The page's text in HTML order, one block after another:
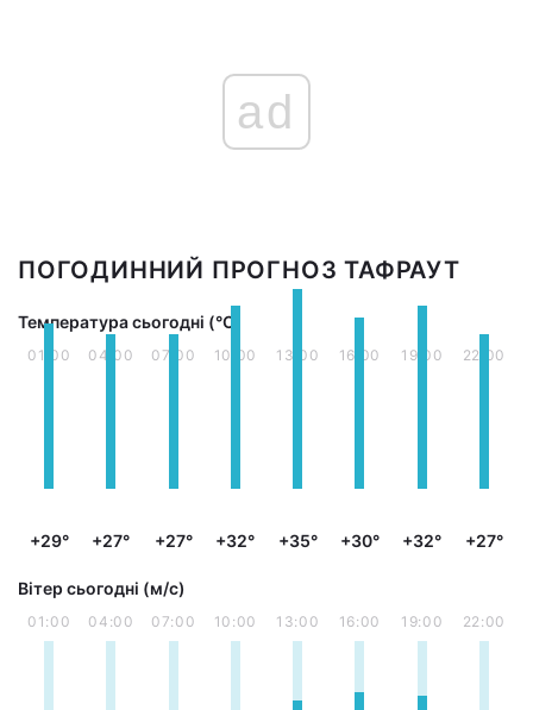
ad
ПОГОДИННИЙ ПРОГНОЗ ТАФРАУТ
Температура сьогодні (°С)
01:00
+29°
04:00
+27°
07:00
+27°
10:00
+32°
13:00
+35°
16:00
+30°
19:00
+32°
22:00
+27°
Вітер сьогодні (м/с)
01:00 04:00 07:00 10:00 13:00 16:00 19:00 22:00